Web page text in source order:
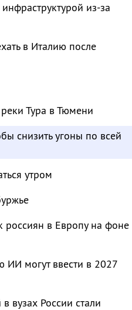
из-за
в Италию после
Тура в Тюмени
снизить угоны по всей
утром
россиян в Европу на фоне
ИИ могут ввести в 2027
вузах России стали